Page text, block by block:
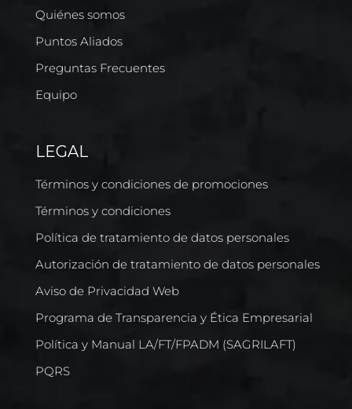
Quiénes somos
Puntos Aliados
Preguntas Frecuentes
Equipo
LEGAL
Términos y condiciones de promociones
Términos y condiciones
Política de tratamiento de datos personales
Autorización de tratamiento de datos personales
Aviso de Privacidad Web
Programa de Transparencia y Ética Empresarial
Política y Manual LA/FT/FPADM (SAGRILAFT)
PQRS